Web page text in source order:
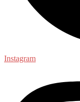
Instagram